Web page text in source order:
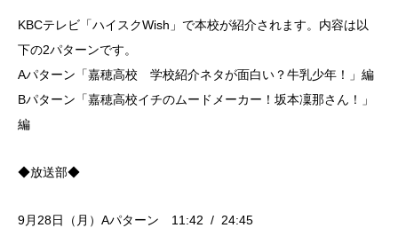
KBCテレビ「ハイスクWish」で本校が紹介されます。内容は以
下の2パターンです。
Aパターン「嘉穂高校 学校紹介ネタが面白い？牛乳少年！」編
Bパターン「嘉穂高校イチのムードメーカー！坂本凜那さん！」
編
◆放送部◆
9月28日（月）Aパターン 11:42 / 24:45